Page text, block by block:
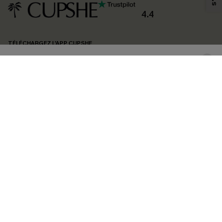
4.4
TÉLÉCHARGEZ L’APP CUPSHE
confidentialité
. Vous pouvez vous désabonner à tout moment.